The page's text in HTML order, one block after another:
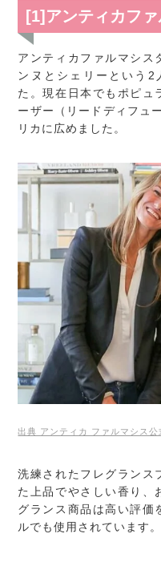
[1]アンティカフ
アンティカファルマシス
ンヌとシェリーという2
た。現在日本でもポピュ
ーザー（リードディフュ
リカに広めました。
出典 アンティカ ファルマシス公
洗練されたフレグランス
た上品でやさしい香り、
グランス商品は高い評価
ルでも使用されています。